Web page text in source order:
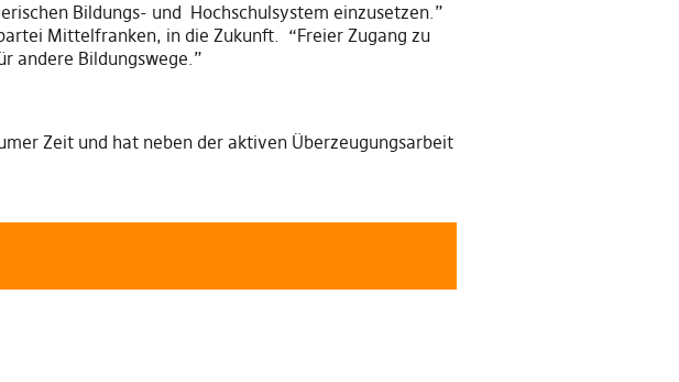
Bildungs- und Hochschulsystem einzusetzen.”
Mittelfranken, in die Zukunft. “Freier Zugang zu
andere Bildungswege.”
Zeit und hat neben der aktiven Überzeugungsarbeit